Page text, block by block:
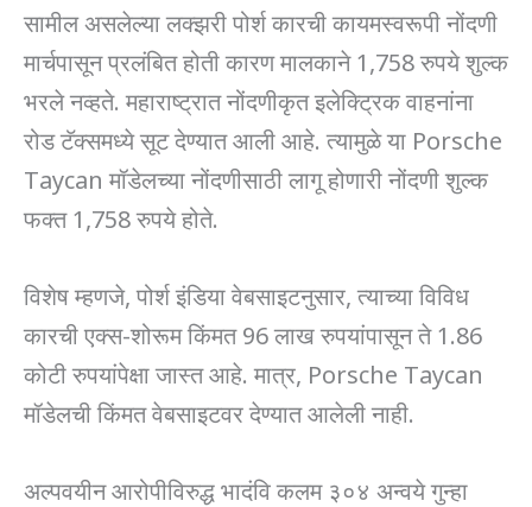
सामील असलेल्या लक्झरी पोर्श कारची कायमस्वरूपी नोंदणी
मार्चपासून प्रलंबित होती कारण मालकाने 1,758 रुपये शुल्क
भरले नव्हते. महाराष्ट्रात नोंदणीकृत इलेक्ट्रिक वाहनांना
रोड टॅक्समध्ये सूट देण्यात आली आहे. त्यामुळे या Porsche
Taycan मॉडेलच्या नोंदणीसाठी लागू होणारी नोंदणी शुल्क
फक्त 1,758 रुपये होते.
विशेष म्हणजे, पोर्श इंडिया वेबसाइटनुसार, त्याच्या विविध
कारची एक्स-शोरूम किंमत 96 लाख रुपयांपासून ते 1.86
कोटी रुपयांपेक्षा जास्त आहे. मात्र, Porsche Taycan
मॉडेलची किंमत वेबसाइटवर देण्यात आलेली नाही.
अल्पवयीन आरोपीविरुद्ध भादंवि कलम ३०४ अन्वये गुन्हा